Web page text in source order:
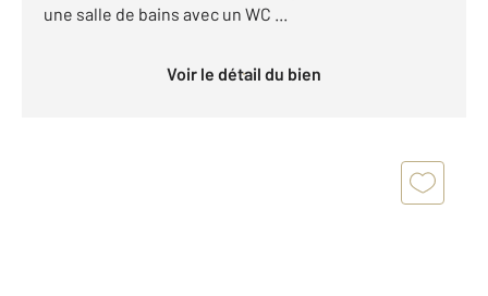
une salle de bains avec un WC ...
Voir le détail du bien